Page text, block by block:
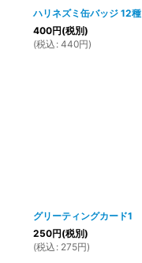
ハリネズミ缶バッジ 12種
400円(税別)
(税込 : 440円)
グリーティングカード1
250円(税別)
(税込 : 275円)